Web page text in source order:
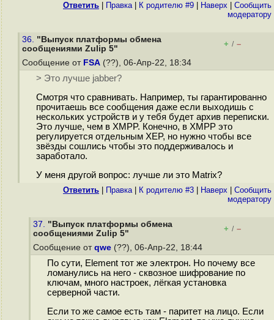
Ответить Правка| К родителю #9 Наверх
Cообщить
модератору
36. "Выпуск платформы обмена
сообщениями Zulip 5"
+ / –
Сообщение от FSA (??), 06-Апр-22, 18:34
> Это лучше jabber?
Смотря что сравнивать. Например, ты гарантированно
прочитаешь все сообщения даже если выходишь с
нескольких устройств и у тебя будет архив переписки.
Это лучше, чем в XMPP. Конечно, в XMPP это
регулируется отдельным XEP, но нужно чтобы все
звёзды сошлись чтобы это поддерживалось и
заработало.
У меня другой вопрос: лучше ли это Matrix?
Ответить Правка| К родителю #3 Наверх
Cообщить
модератору
37. "Выпуск платформы обмена
сообщениями Zulip 5"
+ / –
Сообщение от qwe (??), 06-Апр-22, 18:44
По сути, Element тот же электрон. Но почему все
ломанулись на него - сквозное шифрование по
ключам, много настроек, лёгкая установка
серверной части.
Если то же самое есть там - паритет на лицо. Если